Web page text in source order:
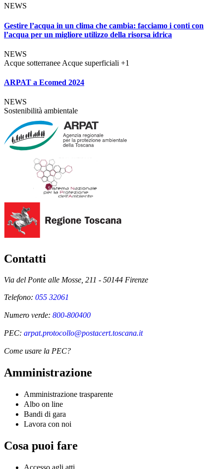
NEWS
Gestire l’acqua in un clima che cambia: facciamo i conti con
l’acqua per un migliore utilizzo della risorsa idrica
NEWS
Acque sotterranee Acque superficiali +1
ARPAT a Ecomed 2024
NEWS
Sostenibilità ambientale
Contatti
Via del Ponte alle Mosse, 211 - 50144 Firenze
Telefono: 055 32061
Numero verde: 800-800400
PEC: arpat.protocollo@postacert.toscana.it
Come usare la PEC?
Amministrazione
Amministrazione trasparente
Albo on line
Bandi di gara
Lavora con noi
Cosa puoi fare
Accesso agli atti